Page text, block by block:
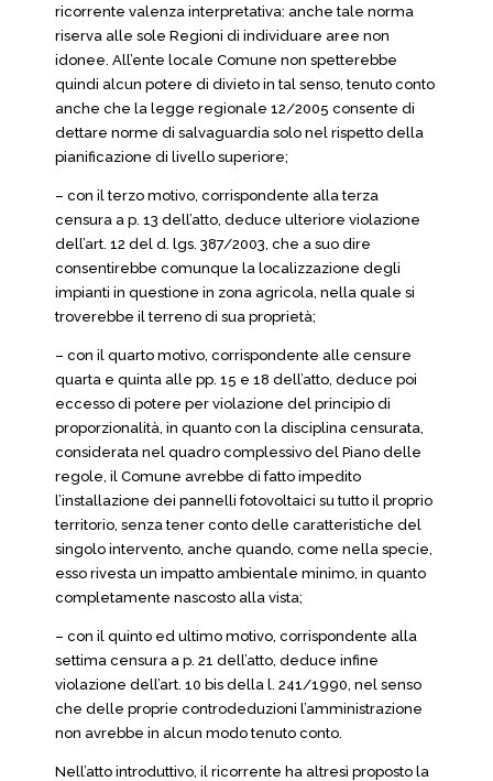
ricorrente valenza interpretativa: anche tale norma
riserva alle sole Regioni di individuare aree non
idonee. All’ente locale Comune non spetterebbe
quindi alcun potere di divieto in tal senso, tenuto conto
anche che la legge regionale 12/2005 consente di
dettare norme di salvaguardia solo nel rispetto della
pianificazione di livello superiore;
– con il terzo motivo, corrispondente alla terza
censura a p. 13 dell’atto, deduce ulteriore violazione
dell’art. 12 del d. lgs. 387/2003, che a suo dire
consentirebbe comunque la localizzazione degli
impianti in questione in zona agricola, nella quale si
troverebbe il terreno di sua proprietà;
– con il quarto motivo, corrispondente alle censure
quarta e quinta alle pp. 15 e 18 dell’atto, deduce poi
eccesso di potere per violazione del principio di
proporzionalità, in quanto con la disciplina censurata,
considerata nel quadro complessivo del Piano delle
regole, il Comune avrebbe di fatto impedito
l’installazione dei pannelli fotovoltaici su tutto il proprio
territorio, senza tener conto delle caratteristiche del
singolo intervento, anche quando, come nella specie,
esso rivesta un impatto ambientale minimo, in quanto
completamente nascosto alla vista;
– con il quinto ed ultimo motivo, corrispondente alla
settima censura a p. 21 dell’atto, deduce infine
violazione dell’art. 10 bis della l. 241/1990, nel senso
che delle proprie controdeduzioni l’amministrazione
non avrebbe in alcun modo tenuto conto.
Nell’atto introduttivo, il ricorrente ha altresì proposto la